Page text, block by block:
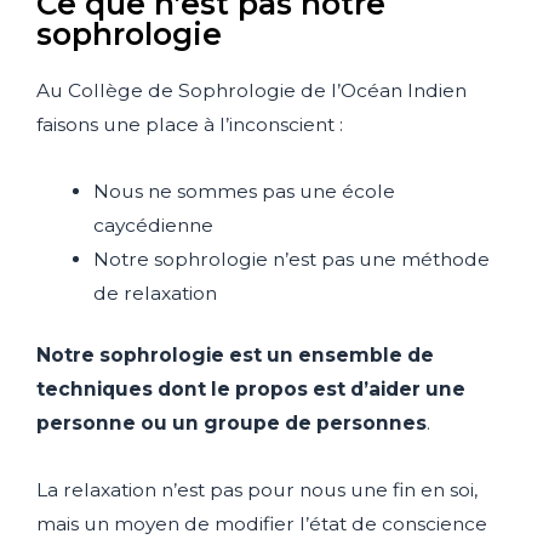
sophrologie
Au Collège de Sophrologie de l’Océan Indien
faisons une place à l’inconscient :
Nous ne sommes pas une école
caycédienne
Notre sophrologie n’est pas une méthode
de relaxation
Notre sophrologie est un ensemble de
techniques dont le propos est d’aider une
personne ou un groupe de personnes.
La relaxation n’est pas pour nous une fin en soi,
mais un moyen de modifier l’état de conscience